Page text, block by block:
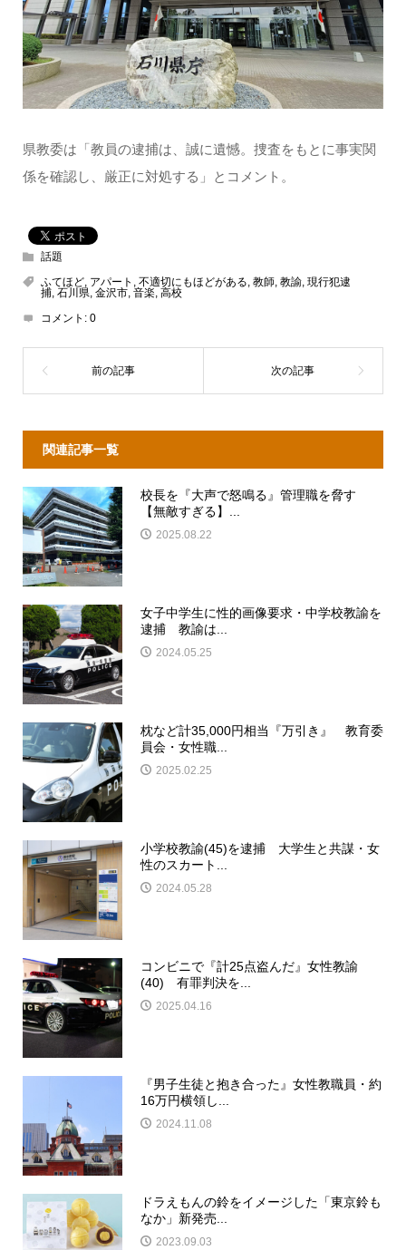
県教委は「教員の逮捕は、誠に遺憾。捜査をもとに事実関
係を確認し、厳正に対処する」とコメント。
話題
ふてほど, アパート , 不適切にもほどがある, 教師, 教諭, 現行犯逮
捕, 石川県, 金沢市, 音楽, 高校
コメント: 0
関連記事一覧
校長を『大声で怒鳴る』管理職を脅す
【無敵すぎる】...
2025.08.22
女子中学生に性的画像要求・中学校教諭を
逮捕 教諭は...
2024.05.25
枕など計35,000円相当『万引き』 教育委
員会・女性職...
2025.02.25
小学校教諭(45)を逮捕 大学生と共謀・女
性のスカート...
2024.05.28
コンビニで『計25点盗んだ』女性教諭
(40) 有罪判決を...
2025.04.16
『男子生徒と抱き合った』女性教職員・約
16万円横領し...
2024.11.08
ドラえもんの鈴をイメージした「東京鈴も
なか」新発売...
2023.09.03